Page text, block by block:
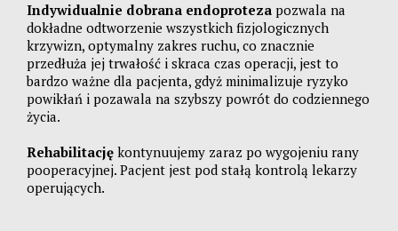
Indywidualnie dobrana endoproteza pozwala na
dokładne odtworzenie wszystkich fizjologicznych
krzywizn, optymalny zakres ruchu, co znacznie
przedłuża jej trwałość i skraca czas operacji, jest to
bardzo ważne dla pacjenta, gdyż minimalizuje ryzyko
powikłań i pozawala na szybszy powrót do codziennego
życia.
Rehabilitację kontynuujemy zaraz po wygojeniu rany
pooperacyjnej. Pacjent jest pod stałą kontrolą lekarzy
operujących.